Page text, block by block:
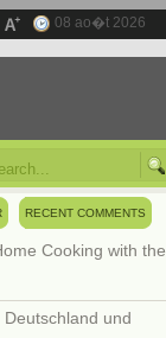
08 ao�t 2026
RECENT COMMENTS
Cooking with the
und